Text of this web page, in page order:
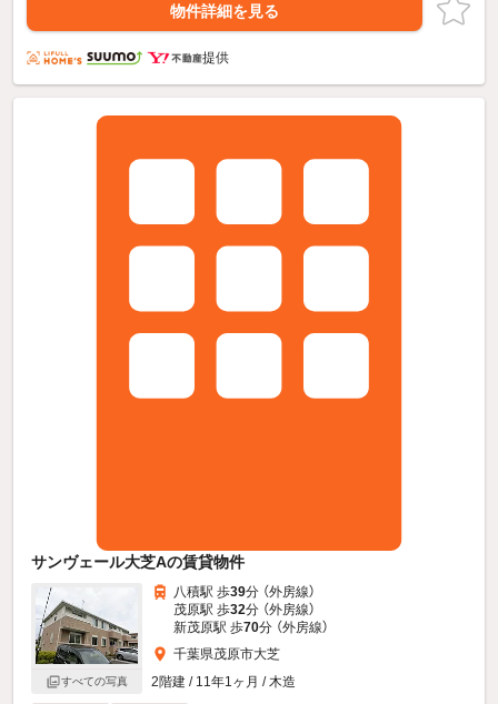
物件詳細を見る
提供
サンヴェール大芝Aの賃貸物件
すべての写真
八積駅 歩39分 （外房線）
茂原駅 歩32分 （外房線）
新茂原駅 歩70分 （外房線）
千葉県茂原市大芝
2階建 / 11年1ヶ月 / 木造